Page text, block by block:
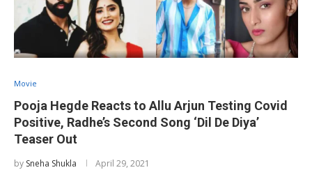
Movie
Pooja Hegde Reacts to Allu Arjun Testing Covid
Positive, Radhe’s Second Song ‘Dil De Diya’
Teaser Out
by Sneha Shukla April 29, 2021